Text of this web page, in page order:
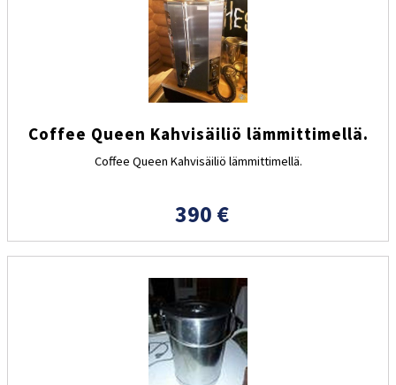
Coffee Queen Kahvisäiliö lämmittimellä.
Coffee Queen Kahvisäiliö lämmittimellä.
390 €